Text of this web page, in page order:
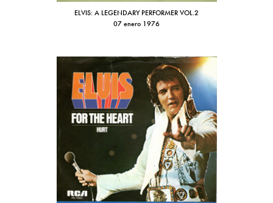
ELVIS: A LEGENDARY PERFORMER VOL.2
07 enero 1976